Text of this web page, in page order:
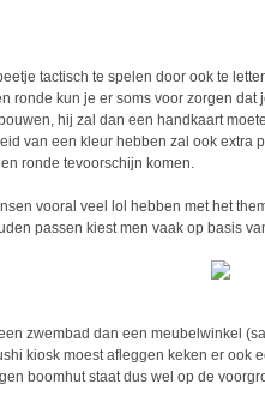
tactisch te spelen door ook te
ronde kun je er soms voor zorgen
hij zal dan een handkaart
van een kleur hebben zal ook extra
ronde tevoorschijn komen.
vooral veel lol hebben met het
passen kiest men vaak op basis
zwembad dan een meubelwinkel
kiosk moest afleggen keken er ook
boomhut staat dus wel op de